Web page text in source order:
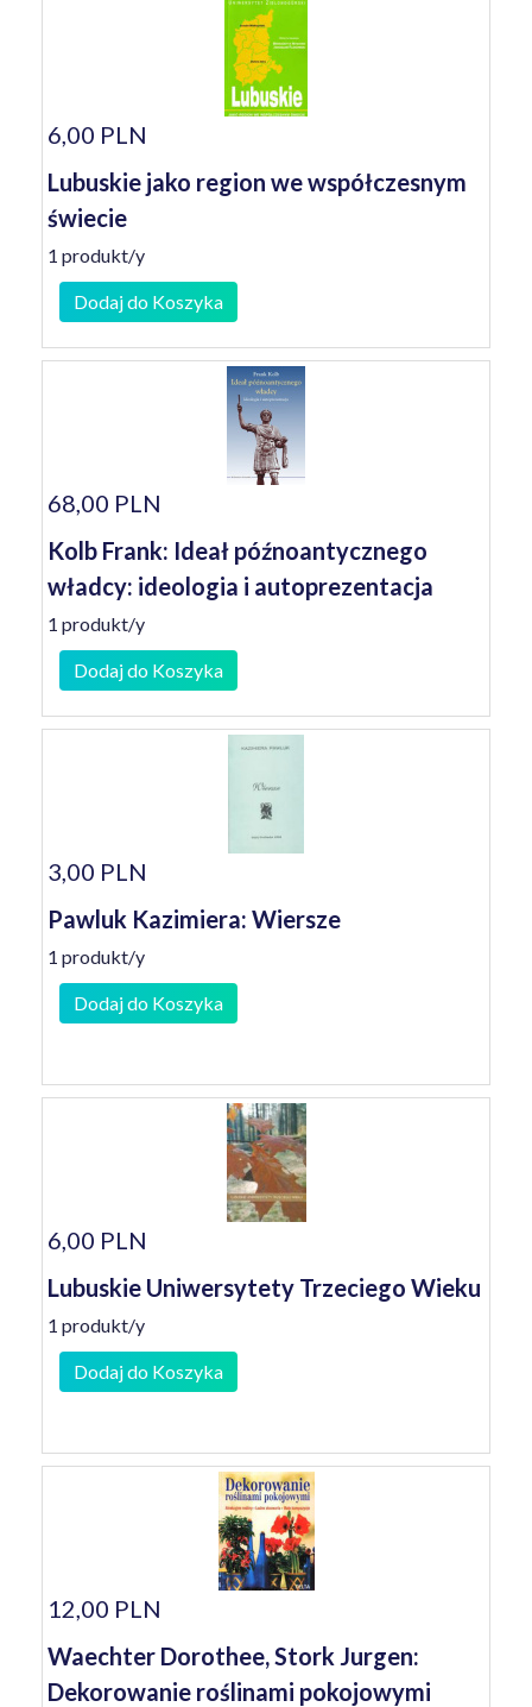
6,00 PLN
Lubuskie jako region we współczesnym
świecie
1 produkt/y
Dodaj do Koszyka
68,00 PLN
Kolb Frank: Ideał późnoantycznego
władcy: ideologia i autoprezentacja
1 produkt/y
Dodaj do Koszyka
3,00 PLN
Pawluk Kazimiera: Wiersze
1 produkt/y
Dodaj do Koszyka
6,00 PLN
Lubuskie Uniwersytety Trzeciego Wieku
1 produkt/y
Dodaj do Koszyka
12,00 PLN
Waechter Dorothee, Stork Jurgen:
Dekorowanie roślinami pokojowymi